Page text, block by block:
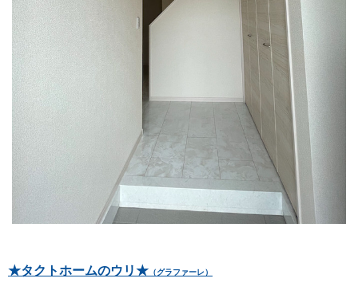
★タクトホームのウリ★ （グラファーレ）